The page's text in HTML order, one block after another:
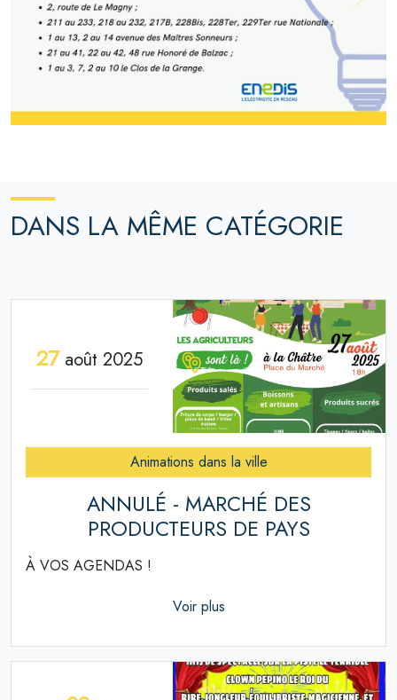
DANS LA MÊME CATÉGORIE
27août 2025
Animations dans la ville
ANNULÉ - MARCHÉ DES
PRODUCTEURS DE PAYS
À VOS AGENDAS !
Voir plus